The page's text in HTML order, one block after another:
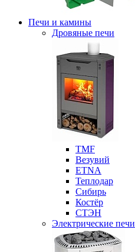
Печи и камины
Дровяные печи
ТМF
Везувий
ETNA
Теплодар
Сибирь
Костёр
СТЭН
Электрические печи